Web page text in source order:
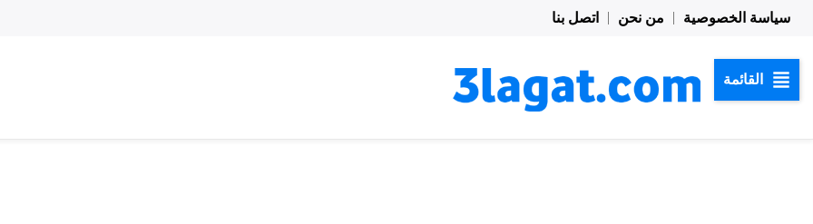
المحتوى
سياسة الخصوصية من نحن اتصل بنا
القائمة